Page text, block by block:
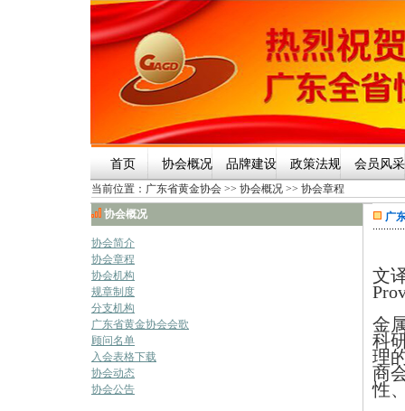
首页 协会概况 品牌建设 政策法规 会员风采
当前位置： 广东省黄金协会 >> 协会概况 >> 协会章程
协会概况
协会简介
协会章程
协会机构
规章制度
分支机构
广东省黄金协会会歌
顾问名单
入会表格下载
协会动态
协会公告
广
文
金
科
理
商
性